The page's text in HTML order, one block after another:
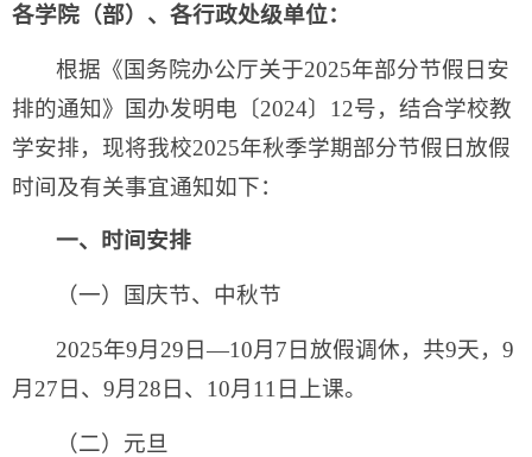
各学院（部）、各行政处级单位：
根据《国务院办公厅关于2025年部分节假日安
排的通知》国办发明电〔2024〕12号，结合学校教
学安排，现将我校2025年秋季学期部分节假日放假
时间及有关事宜通知如下：
一、时间安排
（一）国庆节、中秋节
2025年9月29日—10月7日放假调休，共9天，9
月27日、9月28日、10月11日上课。
（二）元旦